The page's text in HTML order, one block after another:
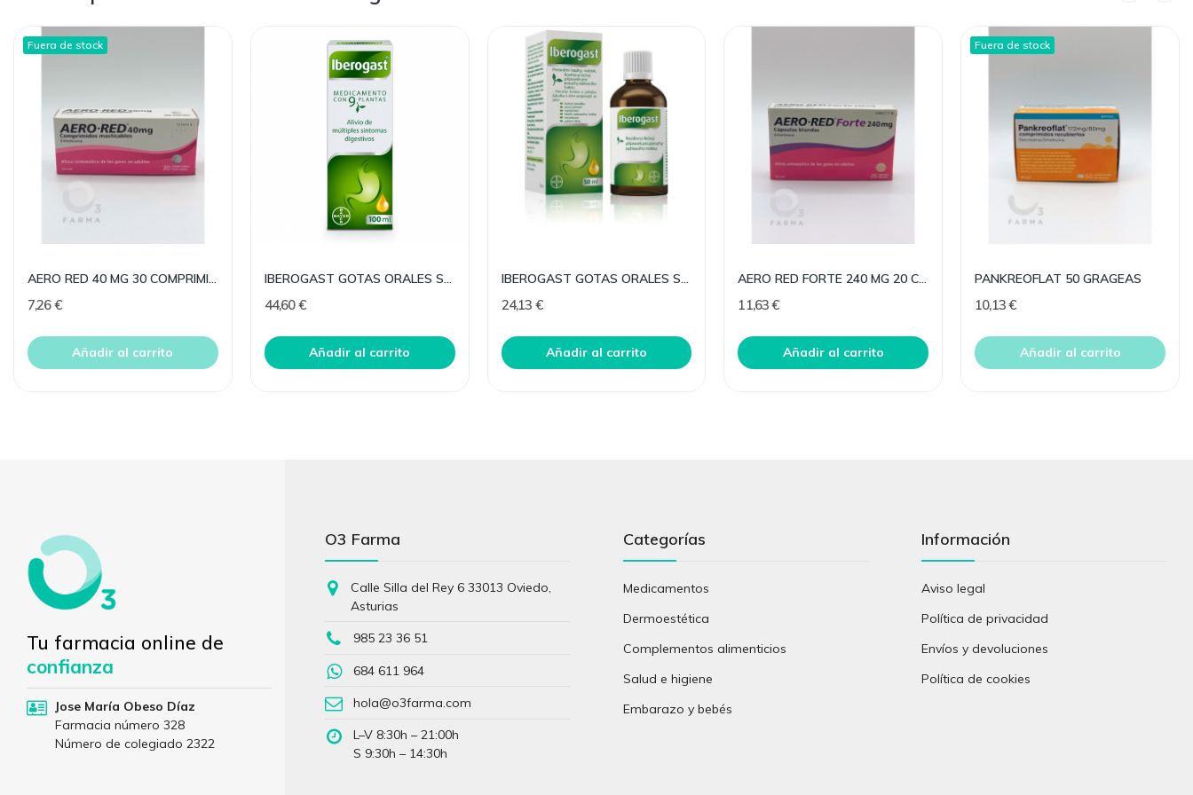
Fuera de stock
AERO RED 40 MG 30 COMPRIMIDOS MASTICABLES
7,26 €
Añadir al carrito
IBEROGAST GOTAS ORALES SOLUCION 100 ML
44,60 €
Añadir al carrito
IBEROGAST GOTAS ORALES SOLUCION 50 ML
24,13 €
Añadir al carrito
AERO RED FORTE 240 MG 20 CAPSULAS BLANDAS
11,63 €
Añadir al carrito
Fuera de stock
PANKREOFLAT 50 GRAGEAS
10,13 €
Añadir al carrito
Tu farmacia online de
confianza
Jose María Obeso Díaz
Farmacia número 328
Número de colegiado 2322
O3 Farma
Calle Silla del Rey 6 33013 Oviedo,
Asturias
985 23 36 51
684 611 964
hola@o3farma.com
L–V 8:30h – 21:00h
S 9:30h – 14:30h
Categorías
Medicamentos
Dermoestética
Complementos alimenticios
Salud e higiene
Embarazo y bebés
Información
Aviso legal
Política de privacidad
Envíos y devoluciones
Política de cookies